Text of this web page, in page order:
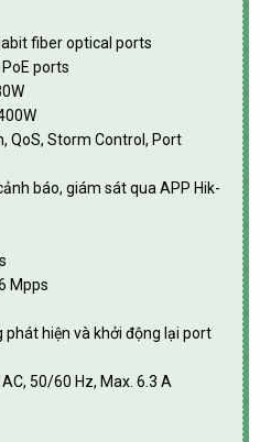
fiber optical ports
ports
QoS, Storm Control, Port
báo, giám sát qua APP Hik-
Mpps
hiện và khởi động lại port
50/60 Hz, Max. 6.3 A